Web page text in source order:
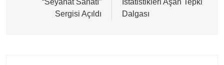
Sergisi Açıldı
Dalgası